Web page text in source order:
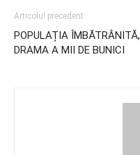
Articolul precedent
POPULAȚIA ÎMBĂTRÂNITĂ,
DRAMA A MII DE BUNICI